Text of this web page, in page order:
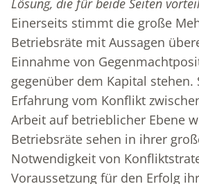
Lösung, die für beide Seiten
Einerseits stimmt die große
Betriebsräte mit Aussagen
Einnahme von
gegenüber dem Kapital
Erfahrung vom Konflikt
Arbeit auf betrieblicher Ebene
Betriebsräte sehen in ihrer
Notwendigkeit von
Voraussetzung für den Erfolg